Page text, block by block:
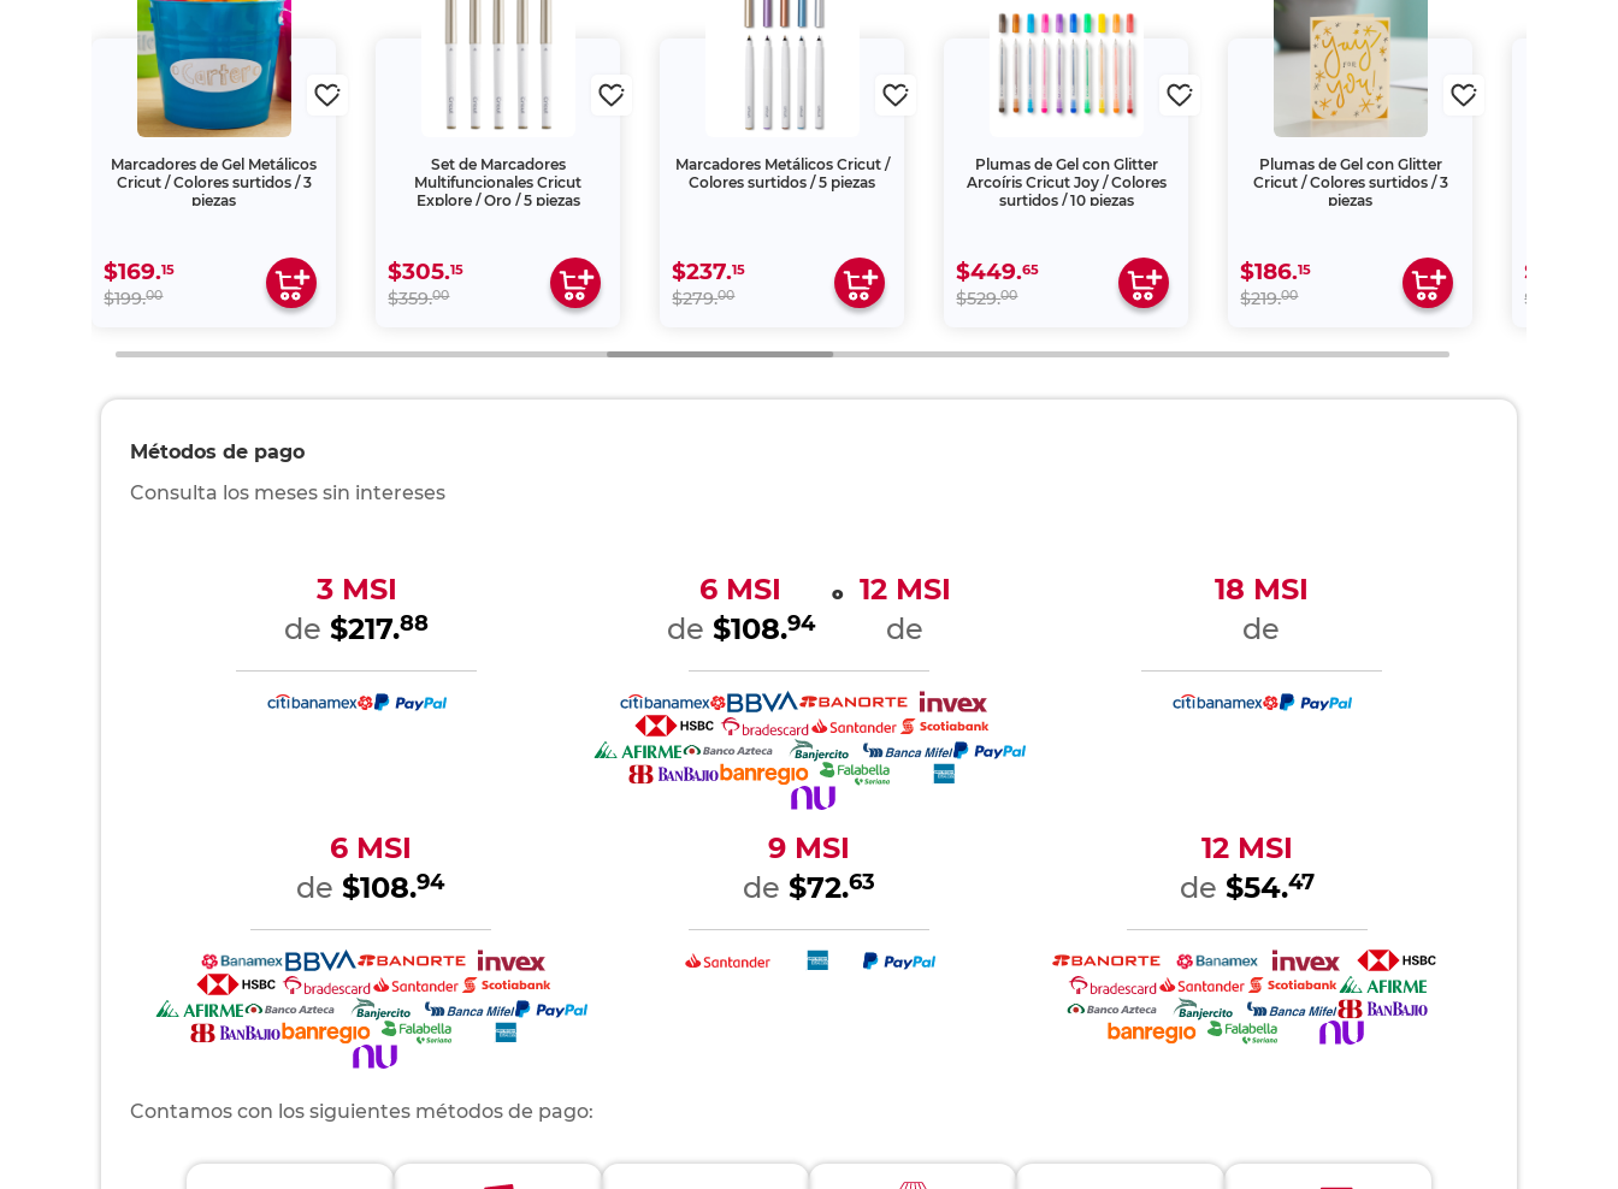
Marcadores de Gel Metálicos
Cricut / Colores surtidos / 3
piezas
$169.15
$199.00
Set de Marcadores
Multifuncionales Cricut
Explore / Oro / 5 piezas
$305.15
$359.00
Marcadores Metálicos Cricut /
Colores surtidos / 5 piezas
$237.15
$279.00
Plumas de Gel con Glitter
Arcoíris Cricut Joy / Colores
surtidos / 10 piezas
$449.65
$529.00
Plumas de Gel con Glitter
Cricut / Colores surtidos / 3
piezas
$186.15
$219.00
$237.
$279.
Métodos de pago
Consulta los meses sin intereses
3 MSI
de $217.88
6 MSI
de $108.94
o
12 MSI
de
18 MSI
de
6 MSI
de $108.94
9 MSI
de $72.63
12 MSI
de $54.47
Contamos con los siguientes métodos de pago: